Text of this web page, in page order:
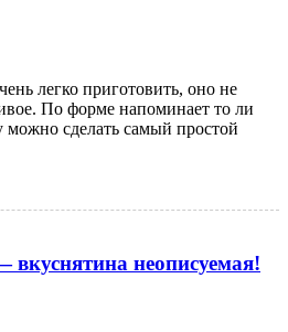
легко приготовить, оно не
По форме напоминает то ли
можно сделать самый простой
неописуемая!